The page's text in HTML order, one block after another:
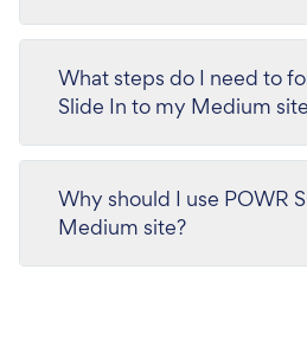
What steps do I need to
Slide In to my Medium
Why should I use POWR
Medium site?